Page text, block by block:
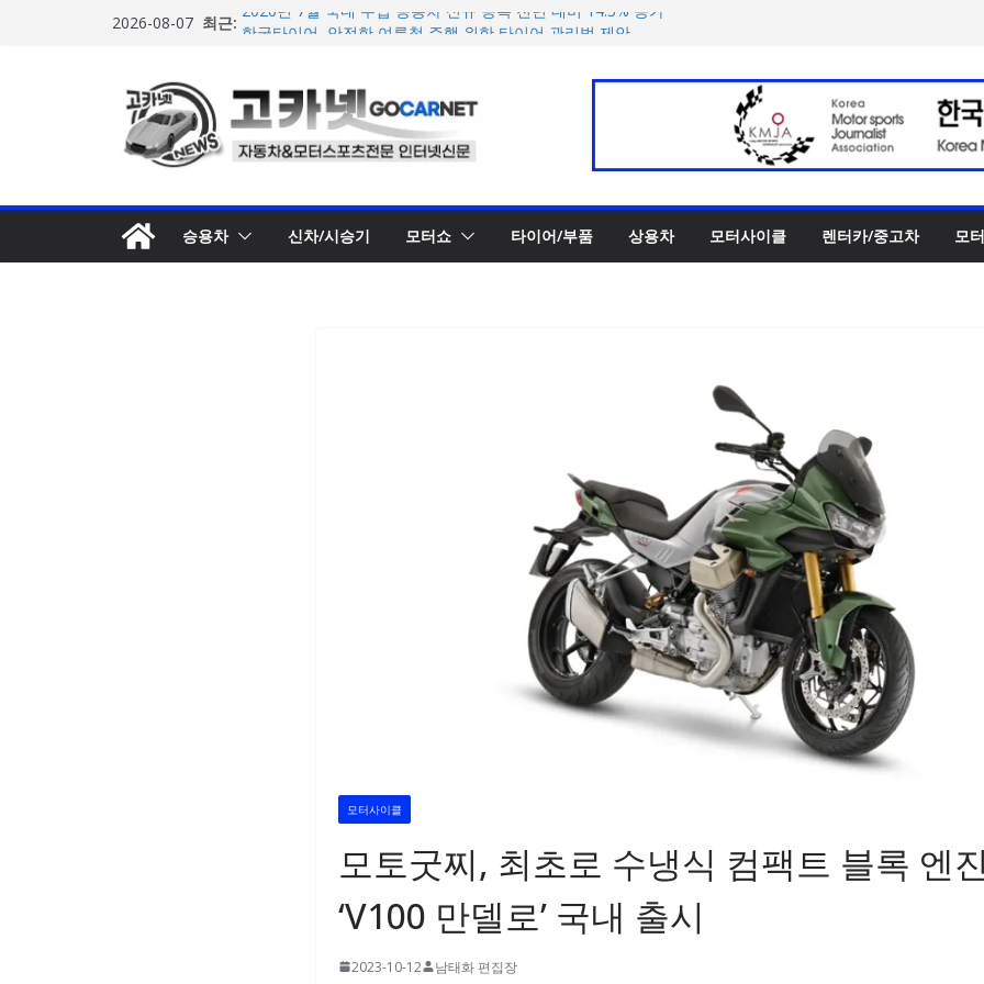
2026-08-07 최근: 2026년 7월 국내 수입 승용차 신규 등록 전년 대비 14.3% 증가
계약 연장 발표
[신차] 아우디, 100km당 12.8kWh의 전비 달성한 컴팩트 순수 전
기차 ‘A2 e-트론’ 공개
현대차, 8세대 완전변경 ‘디 올 뉴 아반떼’ 주요 사양 및 가격 공
승용차 신차/시승기 모터쇼 타이어/부품 상용차 모터사이클 렌터카/중고차 모
모터사이클
모토굿찌, 최초로 수냉식 컴팩트 블록 엔
‘V100 만델로’ 국내 출시
2023-10-12 남태화 편집장